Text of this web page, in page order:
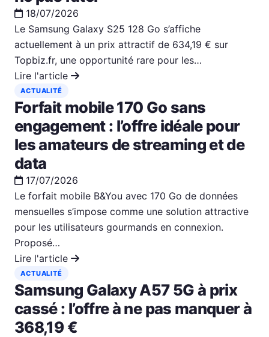
18/07/2026
Le Samsung Galaxy S25 128 Go s’affiche
actuellement à un prix attractif de 634,19 € sur
Topbiz.fr, une opportunité rare pour les…
Lire l'article
ACTUALITÉ
Forfait mobile 170 Go sans
engagement : l’offre idéale pour
les amateurs de streaming et de
data
17/07/2026
Le forfait mobile B&You avec 170 Go de données
mensuelles s’impose comme une solution attractive
pour les utilisateurs gourmands en connexion.
Proposé…
Lire l'article
ACTUALITÉ
Samsung Galaxy A57 5G à prix
cassé : l’offre à ne pas manquer à
368,19 €